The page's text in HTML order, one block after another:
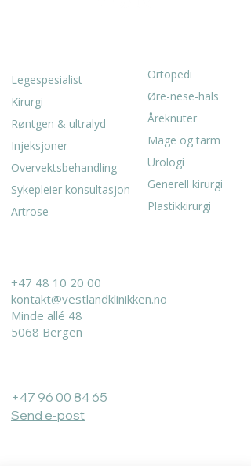
Legespesialist
Kirurgi
Røntgen & ultralyd
Injeksjoner
Overvektsbehandling
Sykepleier konsultasjon
Artrose
Ortopedi
Øre-nese-hals
Åreknuter
Mage og tarm
Urologi
Generell kirurgi
Plastikkirurgi
+47 48 10 20 00
kontakt@vestlandklinikken.no
Minde allé 48
5068 Bergen
+47 96 00 84 65
Send e-post